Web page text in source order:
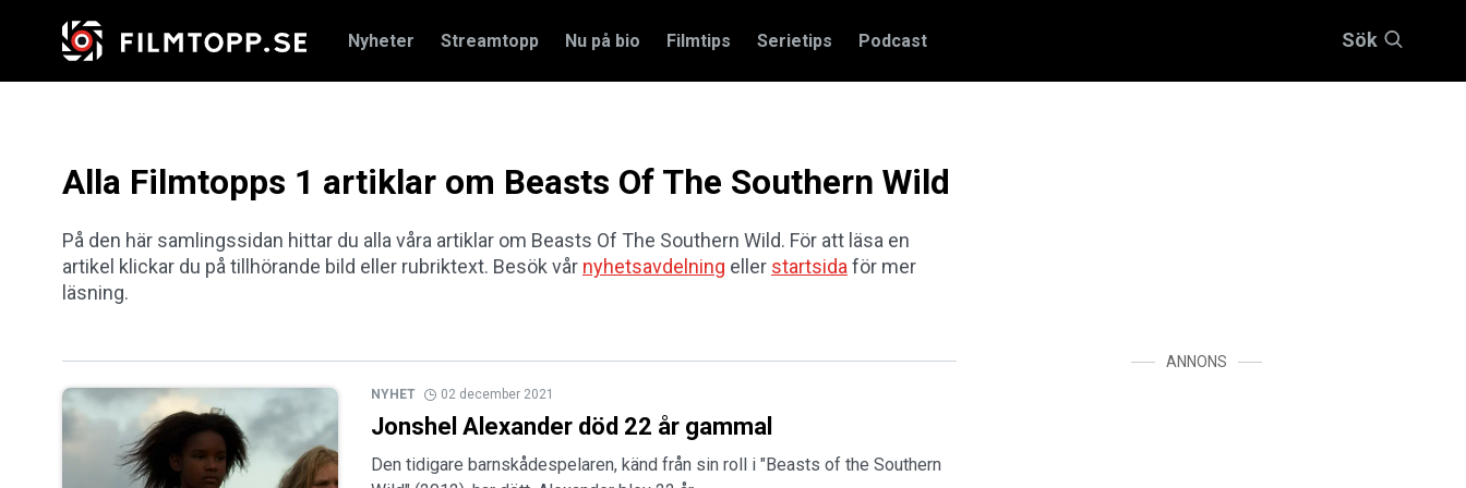
Nyheter Streamtopp Nu på bio Filmtips Serietips Podcast Sök
Alla Filmtopps 1 artiklar om Beasts Of The Southern Wild
På den här samlingssidan hittar du alla våra artiklar om Beasts Of The Southern Wild. För att läsa en
artikel klickar du på tillhörande bild eller rubriktext. Besök vår nyhetsavdelning eller startsida för mer
läsning.
NYHET 02 december 2021
Jonshel Alexander död 22 år gammal
Den tidigare barnskådespelaren, känd från sin roll i "Beasts of the Southern
ANNONS